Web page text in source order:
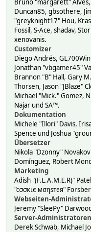
Bruno "margarett" Alves,
Duncan85, gbsothere,
"greyknight17" Hou,
Fossil, S-Ace, shadav,
xenovanis.
Customizer
Diego Andrés,
Jonathan "vbgamer45"
Brannon "B" Hall, Gary
Thorsen, Jason "JBlaze"
Michael "Mick." Gomez,
Najar und SA™.
Dokumentation
Michele "Illori" Davis,
Spence und Joshua
Übersetzer
Nikola "Dzonny"
Domínguez, Robert
Marketing
Adish "(F.L.A.M.E.R)"
"cσσкιє мσηѕтєя"
Webseiten-
Jeremy "SleePy"
Server-Administratoren
Derek Schwab, Michael